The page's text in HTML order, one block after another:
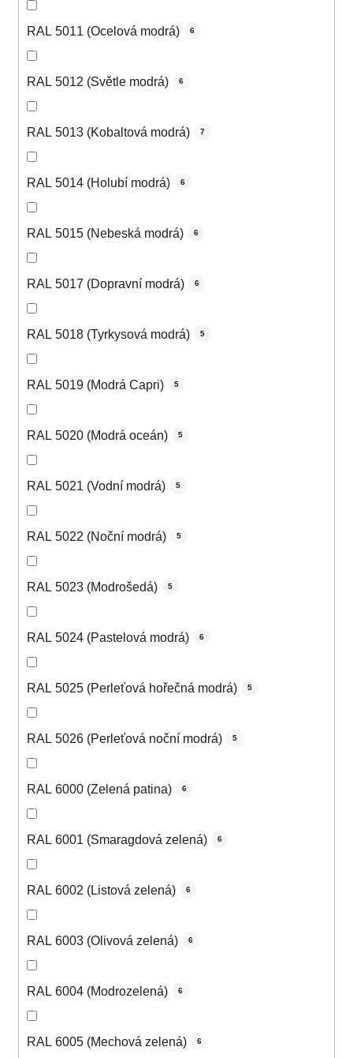
RAL 5011 (Ocelová modrá) 6
RAL 5012 (Světle modrá) 6
RAL 5013 (Kobaltová modrá) 7
RAL 5014 (Holubí modrá) 6
RAL 5015 (Nebeská modrá) 6
RAL 5017 (Dopravní modrá) 6
RAL 5018 (Tyrkysová modrá) 5
RAL 5019 (Modrá Capri) 5
RAL 5020 (Modrá oceán) 5
RAL 5021 (Vodní modrá) 5
RAL 5022 (Noční modrá) 5
RAL 5023 (Modrošedá) 5
RAL 5024 (Pastelová modrá) 6
RAL 5025 (Perleťová hořečná modrá) 5
RAL 5026 (Perleťová noční modrá) 5
RAL 6000 (Zelená patina) 6
RAL 6001 (Smaragdová zelená) 6
RAL 6002 (Listová zelená) 6
RAL 6003 (Olivová zelená) 6
RAL 6004 (Modrozelená) 6
RAL 6005 (Mechová zelená) 6